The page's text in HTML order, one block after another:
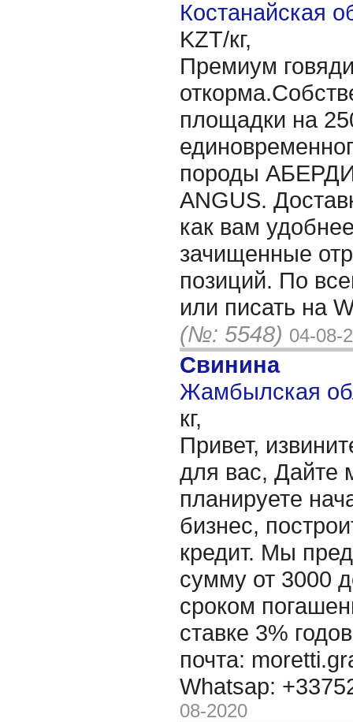
Костанайская
KZT/кг,
Премиум
площадки на
породы
ANGUS.
как вам
зачищенные
позиций. По
или писать на
(№: 5548) 04-08-
Свинина
Жамбылская
кг,
Привет,
для вас, Дайте
планируете
бизнес,
кредит. Мы
сумму от 3000
сроком
ставке 3%
почта:
Whatsap:
08-2020